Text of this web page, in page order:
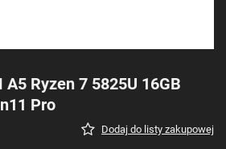
A5 Ryzen 7 5825U 16GB
Pro
Dodaj do listy zakupowej